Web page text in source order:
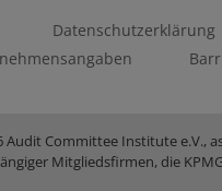
Datenschutzerklärung
Audit Committee Institute e.V.,
Mitgliedsfirmen, die